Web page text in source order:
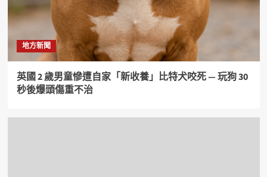
地方新聞
英國 2 歲男童慘遭自家「新收養」比特犬咬死 — 玩狗 30
秒後爆頭傷重不治